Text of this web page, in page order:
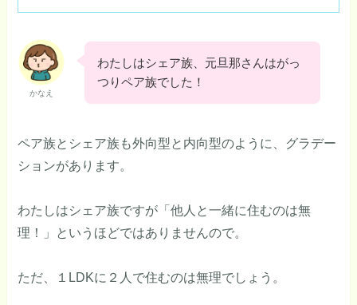
かなえ
わたしはシェア族、元旦那さんはがっ
つりペア族でした！
ペア族とシェア族も外向型と内向型のように、グラデー
ションがあります。
わたしはシェア族ですが「他人と一緒に住むのは無
理！」というほどではありませんので。
ただ、１LDKに２人で住むのは無理でしょう。